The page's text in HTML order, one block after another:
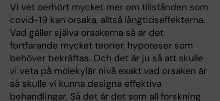
Vi vet oerhört mycket mer om tillstånden som
covid-19 kan orsaka, alltså långtidseffekterna.
Vad gäller själva orsakerna så är det
fortfarande mycket teorier, hypoteser som
behöver bekräftas. Och det är ju så att skulle
vi veta på molekylär nivå exakt vad orsaken är
så skulle vi kunna designa effektiva
behandlingar. Så det är det som all forskning